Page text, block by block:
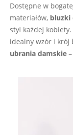
Dostępne w
materiałów, bluzki
styl każdej kobiety.
idealny wzór i krój
ubrania damskie